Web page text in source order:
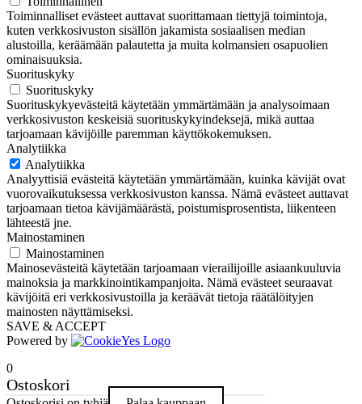
Toiminnalliset evästeet auttavat suorittamaan tiettyjä toimintoja,
kuten verkkosivuston sisällön jakamista sosiaalisen median
alustoilla, keräämään palautetta ja muita kolmansien osapuolien
ominaisuuksia.
Suorituskyky
Suorituskyky
Suorituskykyevästeitä käytetään ymmärtämään ja analysoimaan
verkkosivuston keskeisiä suorituskykyindeksejä, mikä auttaa
tarjoamaan kävijöille paremman käyttökokemuksen.
Analytiikka
Analytiikka
Analyyttisiä evästeitä käytetään ymmärtämään, kuinka kävijät ovat
vuorovaikutuksessa verkkosivuston kanssa. Nämä evästeet auttavat
tarjoamaan tietoa kävijämäärästä, poistumisprosentista, liikenteen
lähteestä jne.
Mainostaminen
Mainostaminen
Mainosevästeitä käytetään tarjoamaan vierailijoille asiaankuuluvia
mainoksia ja markkinointikampanjoita. Nämä evästeet seuraavat
kävijöitä eri verkkosivustoilla ja keräävät tietoja räätälöityjen
mainosten näyttämiseksi.
SAVE & ACCEPT
Powered by
0
Ostoskori